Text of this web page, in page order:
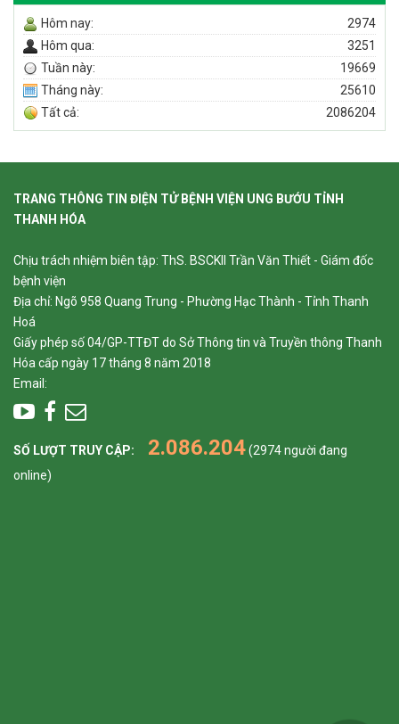
Hôm nay:
2974
Hôm qua:
3251
Tuần này:
19669
Tháng này:
25610
Tất cả:
2086204
TRANG THÔNG TIN ĐIỆN TỬ BỆNH VIỆN UNG BƯỚU TỈNH
THANH HÓA
Chịu trách nhiệm biên tập: ThS. BSCKII Trần Văn Thiết - Giám đốc
bệnh viện
Địa chỉ: Ngõ 958 Quang Trung - Phường Hạc Thành - Tỉnh Thanh
Hoá
Giấy phép số 04/GP-TTĐT do Sở Thông tin và Truyền thông Thanh
Hóa cấp ngày 17 tháng 8 năm 2018
Email:
SỐ LƯỢT TRUY CẬP: 2.086.204(2974 người đang
online)